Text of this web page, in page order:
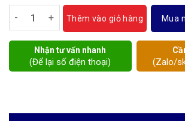
Thêm vào giỏ hàng Mua
Nhận tư vấn nhanh
(Để lại số điện thoại) (Zalo/